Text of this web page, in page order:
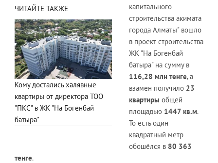
ЧИТАЙТЕ ТАКЖЕ
Кому достались халявные
квартиры от директора ТОО
"ПКС" в ЖК "На Богенбай
батыра"
капитального
строительства акимата
города Алматы" вошло
в проект строительства
ЖК "На Богенбай
батыра" на сумму в
116,28 млн тенге, а
взамен получило 23
квартиры общей
площадью 1447 кв.м.
То есть один
квадратный метр
обошёлся в 80 363
тенге.